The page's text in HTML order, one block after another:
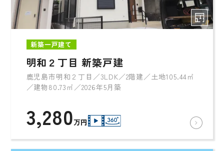
新築一戸建て
明和２丁目 新築戸建
鹿児島市明和２丁目／3LDK／2階建／土地105.44㎡
／建物80.73㎡／2026年5月築
3,280万円